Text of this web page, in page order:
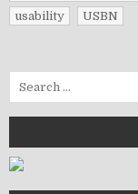
usability
USBN